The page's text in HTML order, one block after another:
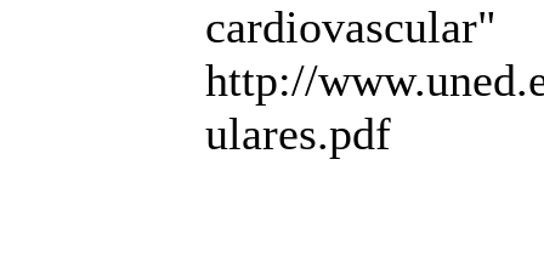
cardiovascular"
http://
ulares.pdf